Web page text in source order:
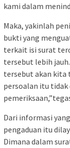
kami dalam
Maka, yakinlah
bukti yang
terkait isi surat
tersebut lebih
tersebut akan kita
persoalan itu tidak
Dari informasi
pengaduan itu
Dimana dalam